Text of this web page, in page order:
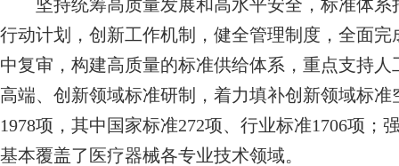
坚持统筹高质量发展和高水平安全，标准体系
行动计划，创新工作机制，健全管理制度，全面
中复审，构建高质量的标准供给体系，重点支持
高端、创新领域标准研制，着力填补创新领域标
1978项，其中国家标准272项、行业标准1706项；
基本覆盖了医疗器械各专业技术领域。